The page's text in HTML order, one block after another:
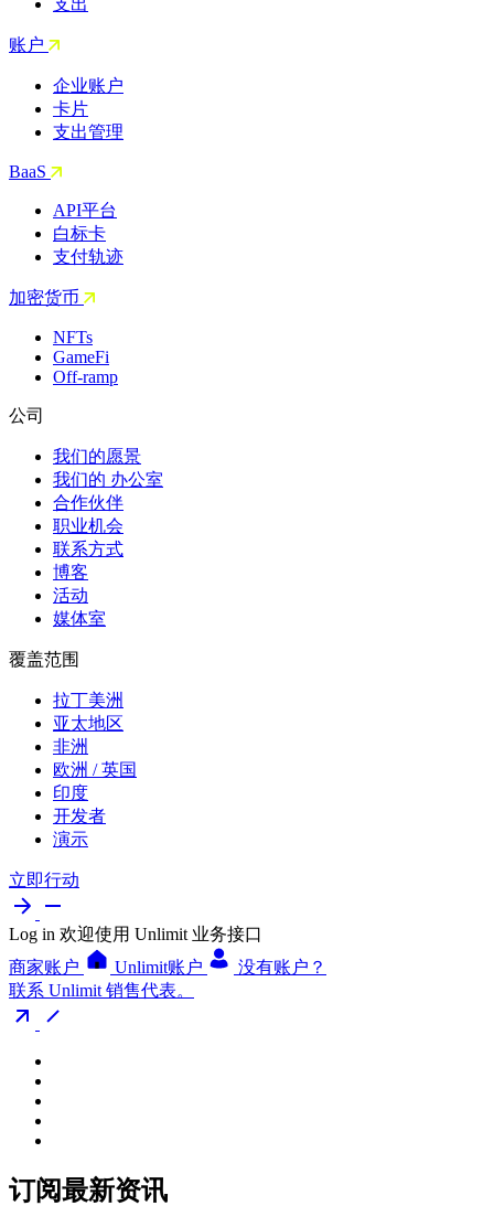
支出
账户
企业账户
卡片
支出管理
BaaS
API平台
白标卡
支付轨迹
加密货币
NFTs
GameFi
Off-ramp
公司
我们的愿景
我们的 办公室
合作伙伴
职业机会
联系方式
博客
活动
媒体室
覆盖范围
拉丁美洲
亚太地区
非洲
欧洲 / 英国
印度
开发者
演示
立即行动
Log in 欢迎使用 Unlimit 业务接口
商家账户
Unlimit账户
没有账户？
联系 Unlimit 销售代表。
订阅最新资讯